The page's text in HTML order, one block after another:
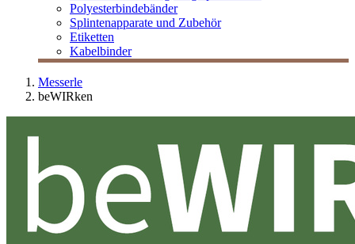
Polyesterbindebänder
Splintenapparate und Zubehör
Etiketten
Kabelbinder
Messerle
beWIRken